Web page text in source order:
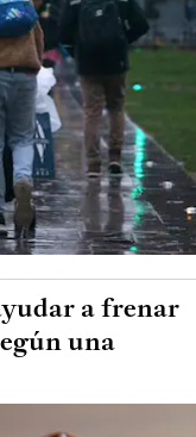
a frenar
una